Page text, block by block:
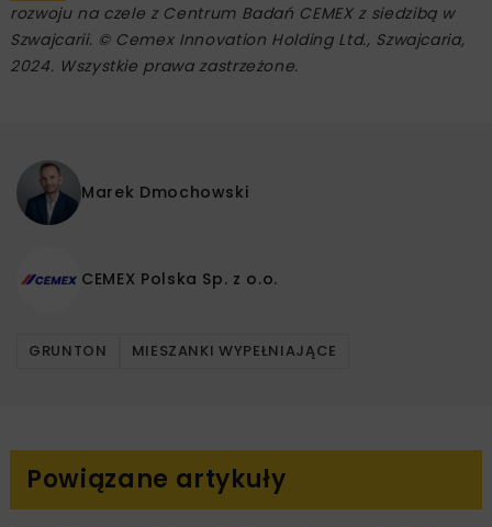
rozwoju na czele z Centrum Badań CEMEX z siedzibą w
Szwajcarii. © Cemex Innovation Holding Ltd., Szwajcaria,
2024. Wszystkie prawa zastrzeżone.
Marek Dmochowski
CEMEX Polska Sp. z o.o.
GRUNTON MIESZANKI WYPEŁNIAJĄCE
Powiązane artykuły